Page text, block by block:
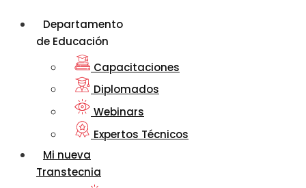
Departamento
de Educación
Capacitaciones
Diplomados
Webinars
Expertos Técnicos
Mi nueva
Transtecnia